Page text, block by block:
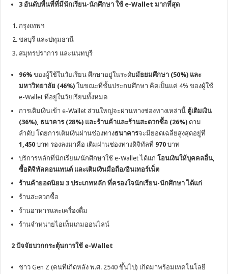
3 อันดับพื้นที่ที่มีนักเรียน-นักศึกษา ใช้ e-Wallet มากที่สุด
กรุงเทพฯ
ชลบุรี และปทุมธานี
สมุทรปราการ และนนทบุรี
96%ของผู้ใช้ในวัยเรียน ศึกษาอยู่ในระดับมัธยมศึกษา (50%) และ
มหาวิทยาลัย (46%) ในขณะที่ชั้นประถมศึกษา คิดเป็นแค่ 4% ของผู้ใช้
e-Wallet ที่อยู่ในวัยเรียนทั้งหมด
การเติมเงินเข้า e-Wallet ส่วนใหญ่จะผ่านทางช่องทางเหล่านี้ ตู้เติมเงิน
(36%), ธนาคาร (28%) และร้านค้าและร้านสะดวกซื้อ (26%) ตาม
ลำดับ โดยการเติมเงินผ่านช่องทางธนาคารจะมียอดเฉลี่ยสูงสุดอยู่ที่
1,450 บาท รองลงมาคือ เติมผ่านช่องทางดิจิทัลที่ 970 บาท
บริการหลักที่นักเรียน/นักศึกษาใช้ e-Wallet ได้แก่โอนเงินให้บุคคลอื่น,
ซื้อดิจิทัลคอนเทนต์ และเติมเงินมือถือ/อินเทอร์เน็ต
ร้านค้ายอดนิยม 3 ประเภทหลัก ที่ครองใจนักเรียน-นักศึกษา ได้แก่
ร้านสะดวกซื้อ
ร้านอาหารและเครื่องดื่ม
ร้านจำหน่ายไอเท็มเกมออนไลน์
2 ปัจจัยบวกกระตุ้นการใช้ e-Wallet
ชาว Gen Z (คนที่เกิดหลัง พ.ศ. 2540 ขึ้นไป) เกิดมาพร้อมเทคโนโลยี